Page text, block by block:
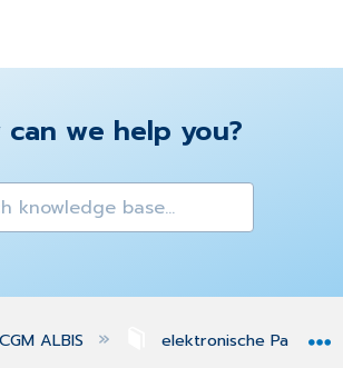
can we help you?
global hierarchy
CGM ALBIS elektronische